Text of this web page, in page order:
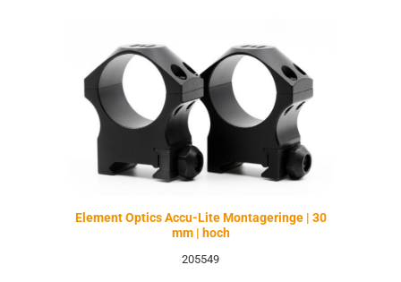
Element Optics Accu-Lite Montageringe | 30
mm | hoch
205549